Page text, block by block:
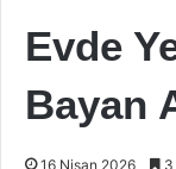
Evde
Bayan
16 Nisan 2026